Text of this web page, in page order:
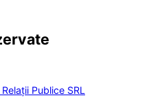
Publice SRL